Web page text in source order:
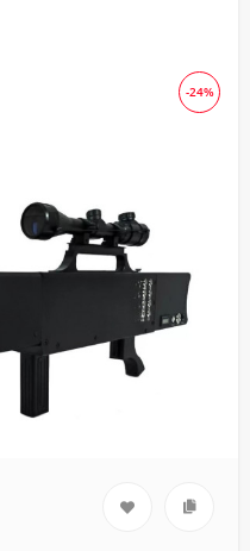
-24%